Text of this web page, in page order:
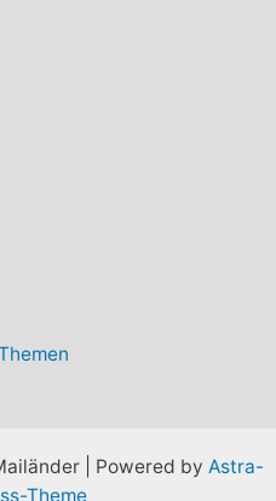
| Powered by Astra-
Theme